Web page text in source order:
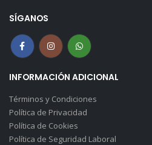
SÍGANOS
INFORMACIÓN ADICIONAL
Términos y Condiciones
Política de Privacidad
Política de Cookies
Política de Seguridad Laboral